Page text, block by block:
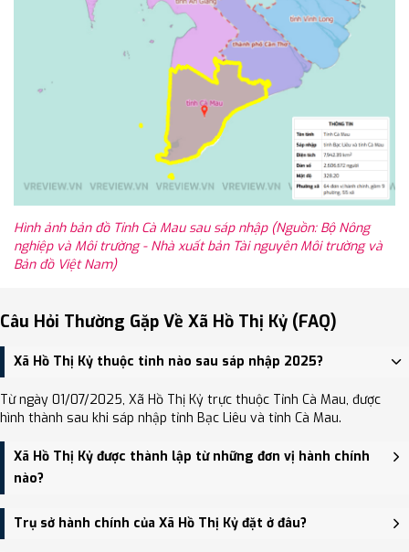
Hình ảnh bản đồ Tỉnh Cà Mau sau sáp nhập (Nguồn: Bộ Nông
nghiệp và Môi trường - Nhà xuất bản Tài nguyên Môi trường và
Bản đồ Việt Nam)
Câu Hỏi Thường Gặp Về Xã Hồ Thị Kỷ (FAQ)
Xã Hồ Thị Kỷ thuộc tỉnh nào sau sáp nhập 2025?
Từ ngày 01/07/2025, Xã Hồ Thị Kỷ trực thuộc Tỉnh Cà Mau, được
hình thành sau khi sáp nhập tỉnh Bạc Liêu và tỉnh Cà Mau.
Xã Hồ Thị Kỷ được thành lập từ những đơn vị hành chính
nào?
Xã Hồ Thị Kỷ được thành lập trên cơ sở sáp nhập Không sáp nhập.
Trụ sở hành chính của Xã Hồ Thị Kỷ đặt ở đâu?